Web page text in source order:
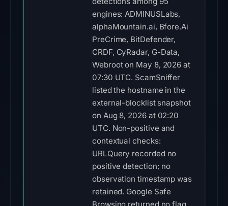
engines: ADMINUSLabs,
alphaMountain.ai, Bfore.Ai
PreCrime, BitDefender,
CRDF, CyRadar, G-Data,
Webroot on May 8, 2026 at
07:30 UTC. ScamSniffer
listed the hostname in the
external-blocklist snapshot
on Aug 8, 2026 at 02:20
UTC. Non-positive and
contextual checks:
URLQuery recorded no
positive detection; no
observation timestamp was
retained. Google Safe